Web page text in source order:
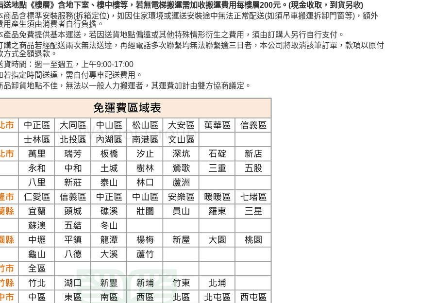
送地點《樓層》含地下室、樓中樓等，若無電梯搬運需加收搬運費用每樓層200元。(現金收取，到貨另收)
商品含標準安裝服務(拆箱定位)，如因住家環境或運送安裝途中無法正常配送(如須吊車搬運拆卸門窗等)，額外
用產生須由消費者自行負擔。
產品免費提供基本運送，若因送貨地點偏遠或其他特殊情形衍生之費用，須由訂購人另行自行支付。
購之商品若經配送兩次無法送達，再經電話多次聯繫均無法聯繫逾三日者，本公司將取消該筆訂單，款項以原付
方式全額退款。
貨時間：週一至週五，上午9:00-17:00
若指定時間送達，需自付專車配送費用。
品卸貨地點不佳，無法以一般人力搬運者，其運費加計由雙方協商議定。